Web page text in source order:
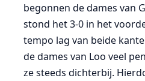
begonnen de dames van
stond het 3-0 in het
tempo lag van beide
de dames van Loo veel
ze steeds dichterbij.